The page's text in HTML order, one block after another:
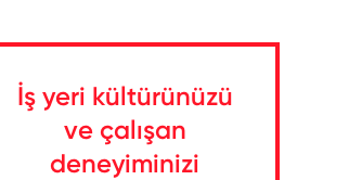
İş yeri kültürünüzü
ve çalışan
deneyiminizi